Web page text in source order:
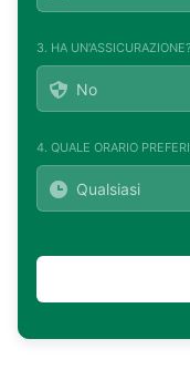
3. HA
4. QUALE ORARIO